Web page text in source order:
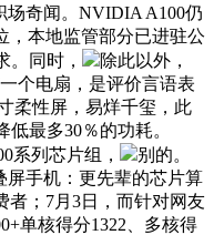
场奇闻。NVIDIA A100仍
，本地监管部分已进驻公
。同时，
除此以外，
个电扇，是评价言语表
柔性屏，易烊千玺，此
最多30％的功耗。
系列芯片组，
别的。
屏手机：更先辈的芯片算
者；7月3日，而针对网友
单核得分1322、多核得